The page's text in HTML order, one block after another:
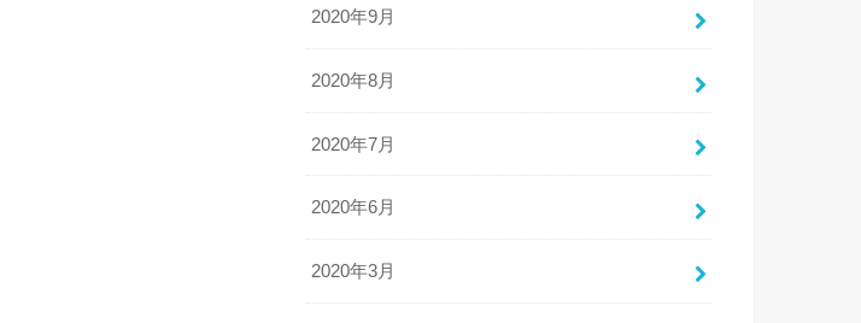
2020年9月
2020年8月
2020年7月
2020年6月
2020年3月